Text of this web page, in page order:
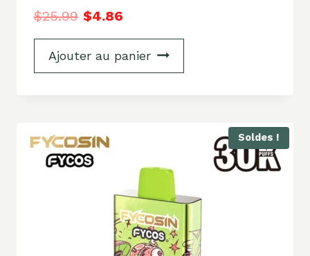
$25.99 $4.86
Ajouter au panier
Soldes !